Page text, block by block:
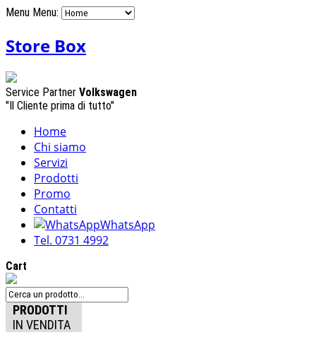
Menu Menu:
Store Box
Service Partner Volkswagen
"Il Cliente prima di tutto"
Home
Chi siamo
Servizi
Prodotti
Promo
Contatti
WhatsApp
Tel. 0731 4992
Cart
PRODOTTI
IN VENDITA